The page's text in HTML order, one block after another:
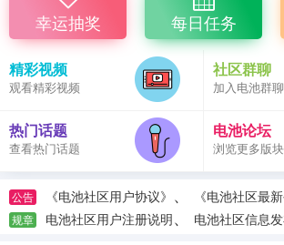
幸运抽奖 每日任务
精彩视频
观看精彩视频
社区群聊
加入电池群聊
热门话题
查看热门话题
电池论坛
浏览更多版块
公告 《电池社区用户协议》 、 《电池社区最新
规章 电池社区用户注册说明、 电池社区信息